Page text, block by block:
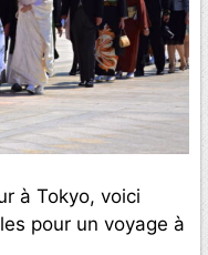
à Tokyo, voici
pour un voyage à